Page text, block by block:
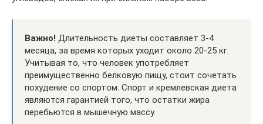
Важно! Длительность диеты составляет 3-4
месяца, за время которых уходит около 20-25 кг.
Учитывая то, что человек употребляет
преимущественно белковую пищу, стоит сочетать
похудение со спортом. Спорт и кремлевская диета
являются гарантией того, что остатки жира
перебьются в мышечную массу.